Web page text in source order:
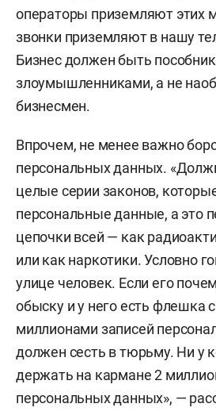
операторы приземляют этих
звонки приземляют в нашу
Бизнес должен быть
злоумышленниками, а не
бизнесмен.
Впрочем, не менее важно
персональных данных.
целые серии законов,
персональные данные, а это
цепочки всей — как
или как наркотики. Условно
улице человек. Если его
обыску и у него есть флешка
миллионами записей
должен сесть в тюрьму. Ни у
держать на кармане 2
персональных данных», —